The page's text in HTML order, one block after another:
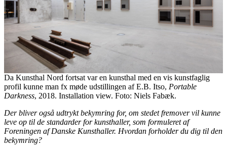
Da Kunsthal Nord fortsat var en kunsthal med en vis kunstfaglig
profil kunne man fx møde udstillingen af E.B. Itso, Portable
Darkness, 2018. Installation view. Foto: Niels Fabæk.
Der bliver også udtrykt bekymring for, om stedet fremover vil kunne
leve op til de standarder for kunsthaller, som formuleret af
Foreningen af Danske Kunsthaller. Hvordan forholder du dig til den
bekymring?